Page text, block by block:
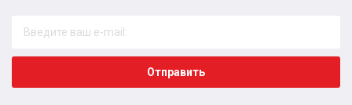
Отправить